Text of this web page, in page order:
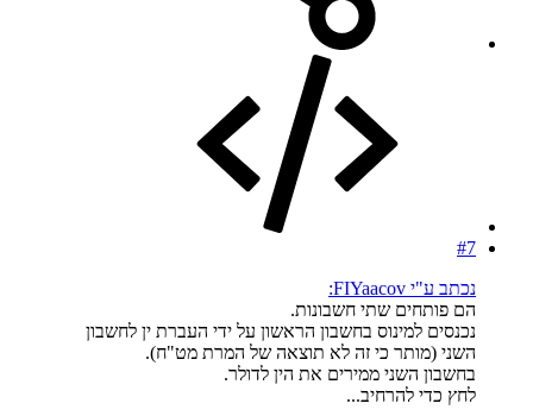
#7
נכתב ע"י FIYaacov:
הם פותחים שתי חשבונות.
נכנסים למינוס בחשבון הראשון על ידי העברת ין לחשבון
השני (מותר כי זה לא תוצאה של המרת מט"ח).
בחשבון השני ממירים את הין לדולר.
לחץ כדי להרחיב...